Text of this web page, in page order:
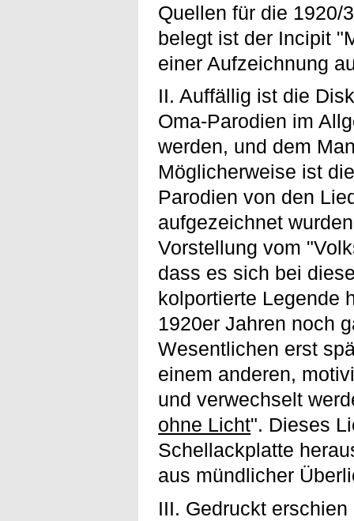
Quellen für die 1920/
belegt ist der Incipit
einer Aufzeichnung
II. Auffällig ist die
Oma-Parodien im
werden, und dem
Möglicherweise ist
Parodien von den
aufgezeichnet
Vorstellung vom
dass es sich bei
kolportierte Legende
1920er Jahren noch
Wesentlichen erst
einem anderen,
und verwechselt
ohne Licht". Dieses
Schellackplatte
aus mündlicher
III. Gedruckt